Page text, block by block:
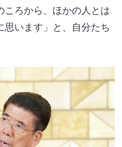
ころから、ほかの人とは
思います」と、自分たち